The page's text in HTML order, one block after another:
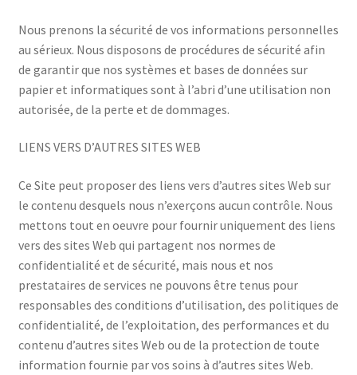
Nous prenons la sécurité de vos informations personnelles
au sérieux. Nous disposons de procédures de sécurité afin
de garantir que nos systèmes et bases de données sur
papier et informatiques sont à l’abri d’une utilisation non
autorisée, de la perte et de dommages.
LIENS VERS D’AUTRES SITES WEB
Ce Site peut proposer des liens vers d’autres sites Web sur
le contenu desquels nous n’exerçons aucun contrôle. Nous
mettons tout en oeuvre pour fournir uniquement des liens
vers des sites Web qui partagent nos normes de
confidentialité et de sécurité, mais nous et nos
prestataires de services ne pouvons être tenus pour
responsables des conditions d’utilisation, des politiques de
confidentialité, de l’exploitation, des performances et du
contenu d’autres sites Web ou de la protection de toute
information fournie par vos soins à d’autres sites Web.